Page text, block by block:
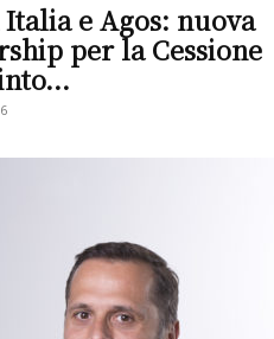
e Agos: nuova
per la Cessione